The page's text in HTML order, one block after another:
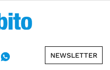
NEWSLETTER